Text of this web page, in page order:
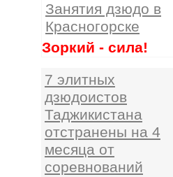
Занятия дзюдо в
Красногорске
Зоркий - сила!
7 элитных
дзюдоистов
Таджикистана
отстранены на 4
месяца от
соревнований